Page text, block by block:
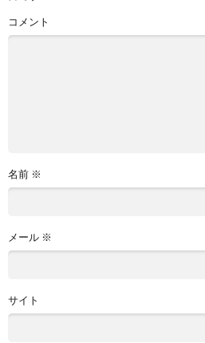
コメント
名前 ※
メール ※
サイト